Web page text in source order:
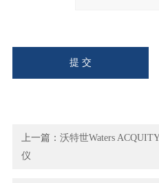
上一篇：沃特世Waters
仪